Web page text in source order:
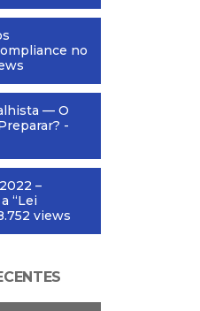
no
— O
-
–
“Lei
views